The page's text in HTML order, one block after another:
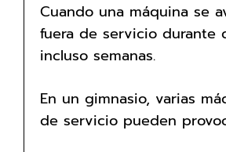
Cuando una máquina se
fuera de servicio durante
incluso semanas.
En un gimnasio, varias
de servicio pueden